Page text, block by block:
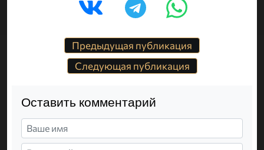
Предыдущая публикация
Следующая публикация
Оставить комментарий